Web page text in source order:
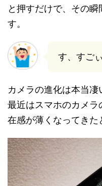
と押すだけで、その
す。
す、すご
カメラの進化は本当凄
最近はスマホのカメ
在感が薄くなってきた